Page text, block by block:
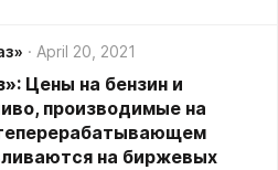
April 20, 2021
Цены на бензин и
производимые на
на биржевых